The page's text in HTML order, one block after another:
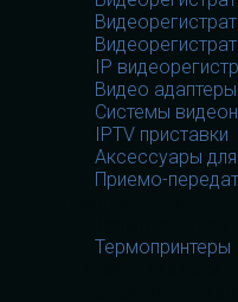
IP
Видео адаптеры
Системы
IPTV приставки
Аксессуары
Приемо-
Термопринтеры